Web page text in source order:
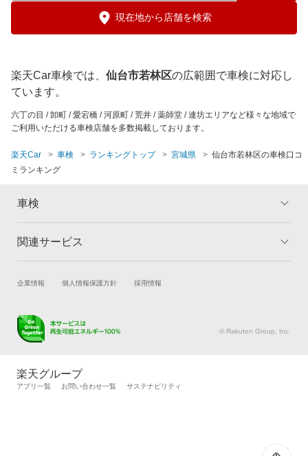
登米市
名取市
宮城郡
現在地から店舗を検索
楽天Car車検では、 仙台市若林区の広範囲で車検に対応し
ています。
六丁の目 / 卸町 / 愛宕橋 / 河原町 / 荒井 / 薬師堂 / 連坊エリアなど様々な地域で
ご利用いただける車検店舗を多数掲載しております。
楽天Car 車検 ランキングトップ 宮城県
仙台市若林区の車検口コ
ミランキング
車検
トップ
車検の基礎知識 キャンペーン一覧
関連サービス
試乗・商談 新車購入
キズ修理予約
メンテナンス管理
自動車カタログ 自動車保険
企業情報 個人情報保護方針 採用情報
© Rakuten Group, Inc.
楽天グループ
アプリ一覧 お問い合わせ一覧 サステナビリティ